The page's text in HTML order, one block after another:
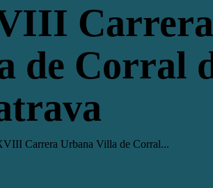
Carrera
de Corral
Carrera Urbana Villa de Corral...